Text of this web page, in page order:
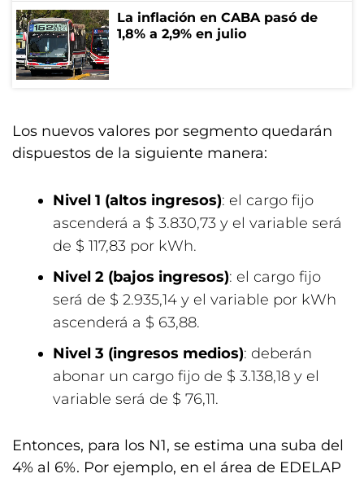
La inflación en CABA pasó de
1,8% a 2,9% en julio
Los nuevos valores por segmento quedarán
dispuestos de la siguiente manera:
Nivel 1 (altos ingresos): el cargo fijo
ascenderá a $ 3.830,73 y el variable será
de $ 117,83 por kWh.
Nivel 2 (bajos ingresos): el cargo fijo
será de $ 2.935,14 y el variable por kWh
ascenderá a $ 63,88.
Nivel 3 (ingresos medios): deberán
abonar un cargo fijo de $ 3.138,18 y el
variable será de $ 76,11.
Entonces, para los N1, se estima una suba del
4% al 6%. Por ejemplo, en el área de EDELAP